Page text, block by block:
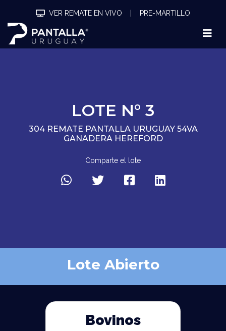
VER REMATE EN VIVO PRE-MARTILLO
LOTE N° 3
304 REMATE PANTALLA URUGUAY 54VA
GANADERA HEREFORD
Comparte el lote
Lote Abierto
Bovinos